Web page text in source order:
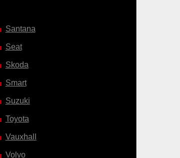
Santana
Seat
Skoda
Smart
Suzuki
Toyota
Vauxhall
Volvo